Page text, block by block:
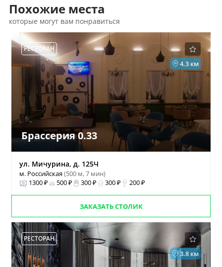
Похожие места
которые могут вам понравиться
РЕСТОРАН
4.3 км
Брассерия 0.33
ул. Мичурина, д. 125Ч
м. Российская(500 м, 7 мин)
1300 ₽
500 ₽ 300 ₽ 300 ₽ 200 ₽
ЗАКАЗАТЬ СТОЛИК
РЕСТОРАН
3.8 км